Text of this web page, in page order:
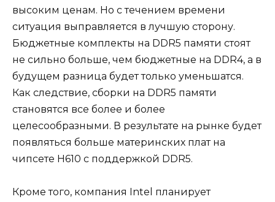
высоким ценам. Но с течением времени
ситуация выправляется в лучшую сторону.
Бюджетные комплекты на DDR5 памяти стоят
не сильно больше, чем бюджетные на DDR4, а в
будущем разница будет только уменьшатся.
Как следствие, сборки на DDR5 памяти
становятся все более и более
целесообразными. В результате на рынке будет
появляться больше материнских плат на
чипсете H610 с поддержкой DDR5.
Кроме того, компания Intel планирует